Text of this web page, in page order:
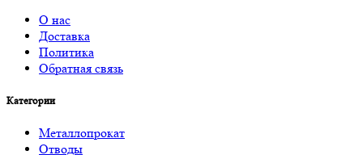
О нас
Доставка
Политика
Обратная связь
Категории
Металлопрокат
Отводы